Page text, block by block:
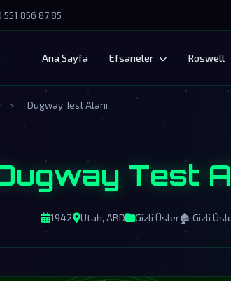
551 856 87 85
Ana Sayfa Efsaneler Roswell
> Dugway Test Alanı
Test
1942 Utah, ABD Gizli Üsler🏚️ Gizli